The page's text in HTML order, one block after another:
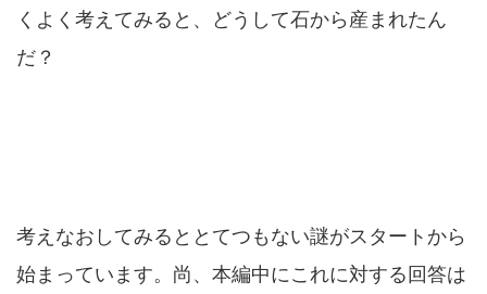
くよく考えてみると、どうして石から産まれたん
だ？
考えなおしてみるととてつもない謎がスタートから
始まっています。尚、本編中にこれに対する回答は